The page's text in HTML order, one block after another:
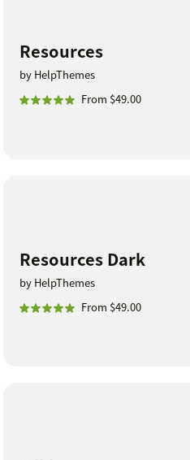
Resources
by HelpThemes
From $49.00
Resources Dark
by HelpThemes
From $49.00